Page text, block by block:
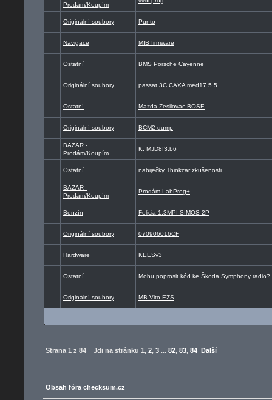
Prodám/Koupím
Originální soubory Punto
Navigace MIB firmware
Ostatní BMS Porsche Cayenne
Originální soubory passat 3C CAXA med17.5.5
Ostatní Mazda Zesilovac BOSE
Originální soubory BCM2 dump
BAZAR -
Prodám/Koupím
K: MJD8f3.b6
Ostatní nabiječky Thinkcar zkušenosti
BAZAR -
Prodám/Koupím
Prodám LabProg+
Benzín Felicia 1.3MPI SIMOS 2P
Originální soubory 070906016CF
Hardware KEESv3
Ostatní Mohu poprosit kód ke Škoda Symphony radio?
Originální soubory MB Vito EZS
Strana 1 z 84 Jdi na stránku 1, 2, 3 ... 82, 83, 84 Další
Obsah fóra checksum.cz